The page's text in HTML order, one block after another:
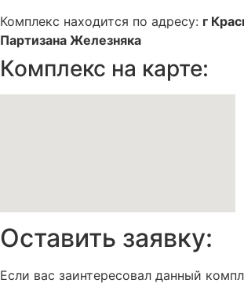
Комплекс находится по адресу: г
Партизана Железняка
Комплекс на карте:
Оставить заявку:
Если вас заинтересовал данный